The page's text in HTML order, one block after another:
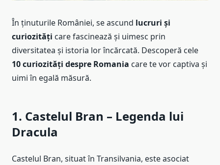
În ținuturile României, se ascund lucruri și
curiozități care fascinează și uimesc prin
diversitatea și istoria lor încărcată. Descoperă cele
10 curiozități despre Romania care te vor captiva și
uimi în egală măsură.
1. Castelul Bran – Legenda lui
Dracula
Castelul Bran, situat în Transilvania, este asociat